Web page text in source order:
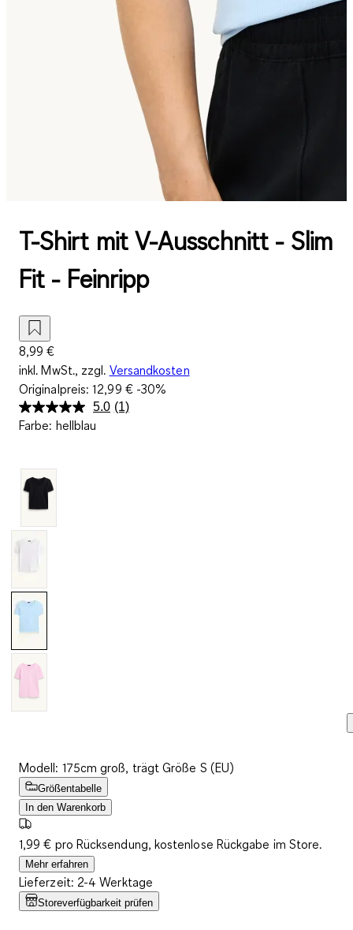
T-Shirt mit V-Ausschnitt - Slim
Fit - Feinripp
8,99 €
inkl. MwSt., zzgl. Versandkosten
Originalpreis:12,99 €-30%
5.0 Bewertung
(1)
Farbe: hellblau
Modell: 175cm groß, trägt Größe S (EU)
Größentabelle
In den Warenkorb
1,99 € pro Rücksendung, kostenlose Rückgabe im Store.
Mehr erfahren
Lieferzeit: 2-4 Werktage
Storeverfügbarkeit prüfen